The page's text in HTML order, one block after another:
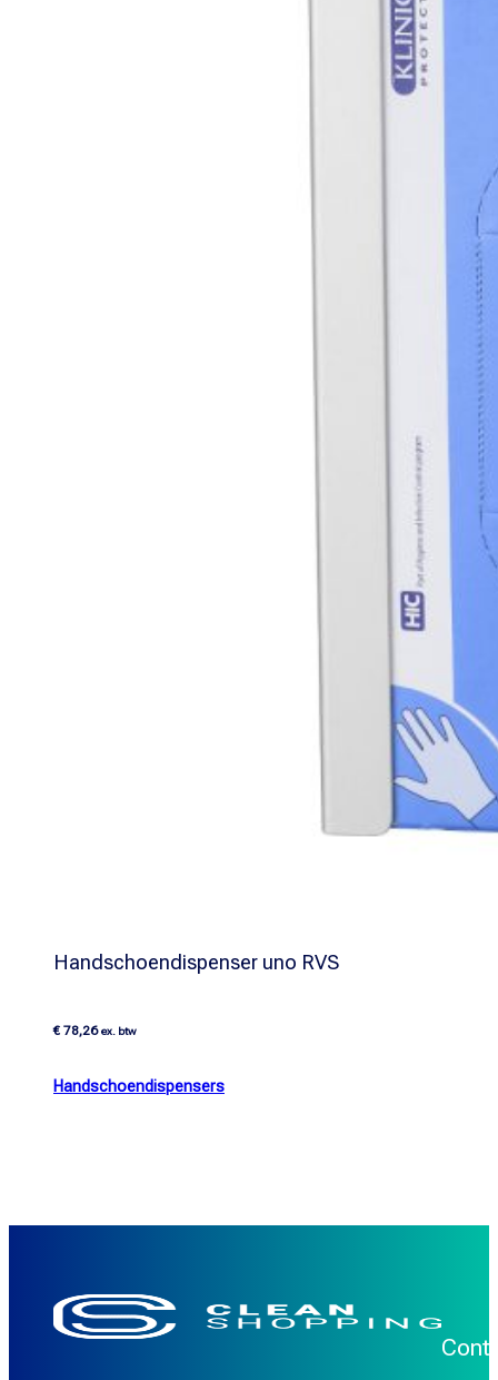
Handschoendispenser uno RVS
€ 78,26 ex. btw
Handschoendispensers